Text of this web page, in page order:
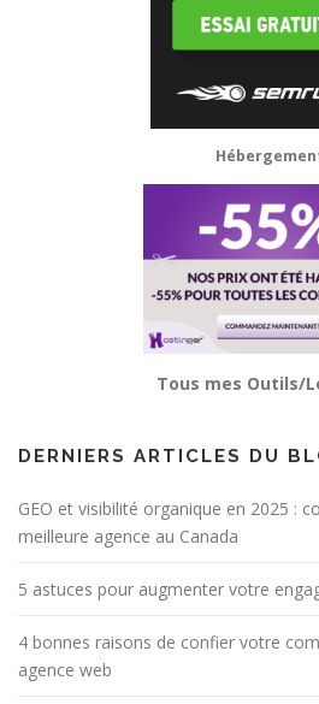
Tous mes Outils/
DERNIERS ARTICLES DU
GEO et visibilité organique en 2025 :
meilleure agence au Canada
5 astuces pour augmenter votre
4 bonnes raisons de confier votre
agence web